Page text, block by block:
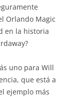
Orlando Magic
en la historia
uno para Will
que está a
ejemplo más